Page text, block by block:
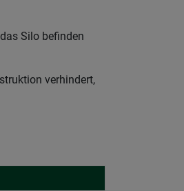
Silo befinden
verhindert,